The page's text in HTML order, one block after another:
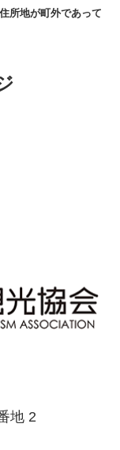
所地が町外であって
地 2